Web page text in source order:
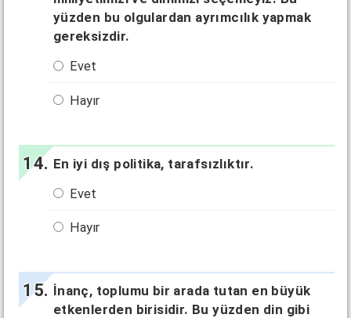
yüzden bu olgulardan ayrımcılık yapmak
gereksizdir.
Evet
Hayır
En iyi dış politika, tarafsızlıktır.
Evet
Hayır
İnanç, toplumu bir arada tutan en büyük
etkenlerden birisidir. Bu yüzden din gibi